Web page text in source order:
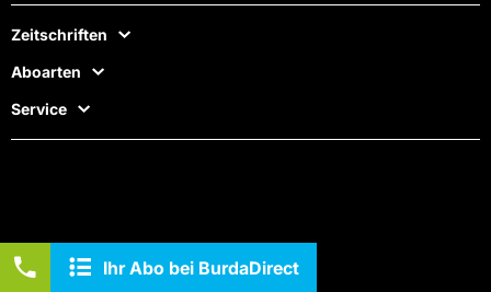
Ihr Abo bei BurdaDirect
Zeitschriften
Aboarten
Service